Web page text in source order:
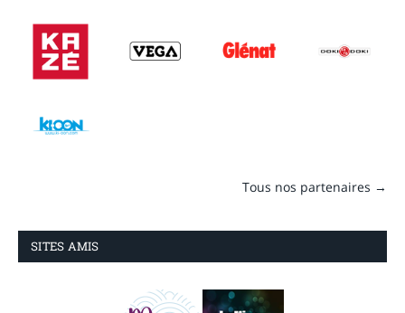
Tous nos partenaires →
SITES AMIS